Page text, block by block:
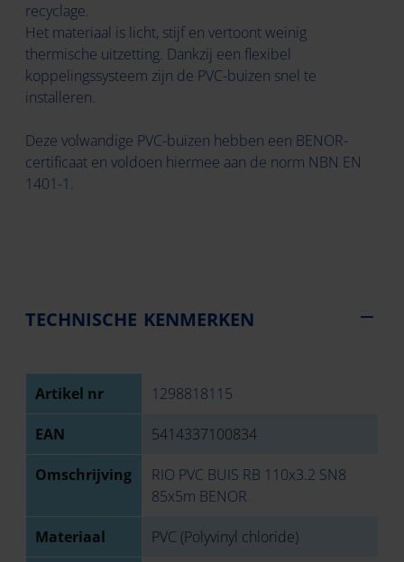
recyclage.
Het materiaal is licht, stijf en vertoont weinig
thermische uitzetting. Dankzij een flexibel
koppelingssysteem zijn de PVC-buizen snel te
installeren.
Deze volwandige PVC-buizen hebben een BENOR-
certificaat en voldoen hiermee aan de norm NBN EN
1401-1.
TECHNISCHE KENMERKEN
Artikel nr 1298818115
EAN 5414337100834
Omschrijving
RIO PVC BUIS RB 110x3.2 SN8
85x5m BENOR
Materiaal PVC (Polyvinyl chloride)